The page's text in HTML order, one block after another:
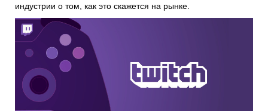
индустрии о том, как это скажется на рынке.